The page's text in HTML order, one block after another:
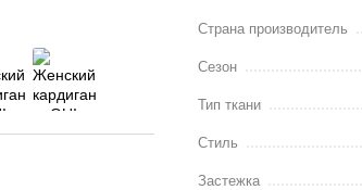
Страна производитель
Сезон
Тип ткани
Стиль
Застежка